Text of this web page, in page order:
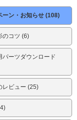
ーン・お知らせ (108)
のコツ (6)
パーツダウンロード
レビュー (25)